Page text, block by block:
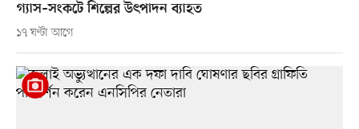
গ্যাস–সংকটে শিল্পের উৎপাদন ব্যাহত
১৭ ঘণ্টা আগে